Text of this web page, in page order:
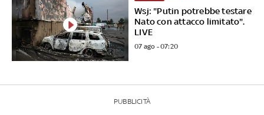
Wsj: "Putin potrebbe testare
Nato con attacco limitato".
LIVE
07 ago - 07:20
PUBBLICITÀ